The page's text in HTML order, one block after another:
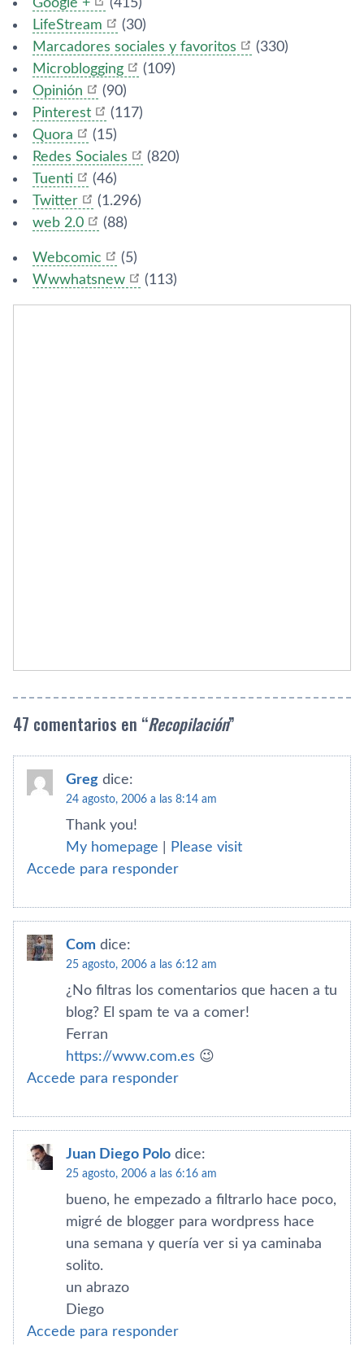
Google +
(415)
LifeStream
(30)
Marcadores sociales y favoritos
(330)
Microblogging
(109)
Opinión
(90)
Pinterest
(117)
Quora
(15)
Redes Sociales
(820)
Tuenti
(46)
Twitter
(1.296)
web 2.0
(88)
Webcomic
(5)
Wwwhatsnew
(113)
47 comentarios en “Recopilación”
Greg dice:
24 agosto, 2006 a las 8:14 am
Thank you!
My homepage
Please visit
Accede para responder
Com dice:
25 agosto, 2006 a las 6:12 am
¿No filtras los comentarios que hacen a tu
blog? El spam te va a comer!
Ferran
https://www.com.es 😉
Accede para responder
Juan Diego Polo dice:
25 agosto, 2006 a las 6:16 am
bueno, he empezado a filtrarlo hace poco,
migré de blogger para wordpress hace
una semana y querí­a ver si ya caminaba
solito.
un abrazo
Diego
Accede para responder